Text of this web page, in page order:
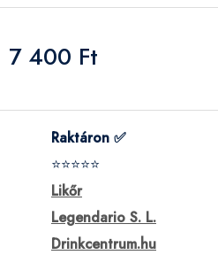
7 400 Ft
Raktáron ✅
⭐⭐⭐⭐⭐
Likőr
Legendario S. L.
Drinkcentrum.hu